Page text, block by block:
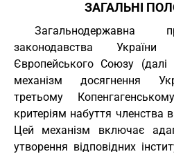
ЗАГАЛЬНІ
Загальнодержавна
законодавства
Європейського Союзу
механізм досягнення
третьому
критеріям набуття членства
Цей механізм включає
утворення відповідних